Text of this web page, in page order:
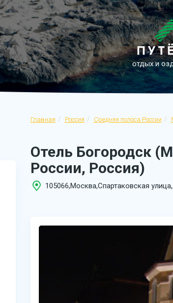
отдых и
Главная Россия Средняя полоса России
Отель Богородск
России, Россия)
105066,Москва,Спартаковская